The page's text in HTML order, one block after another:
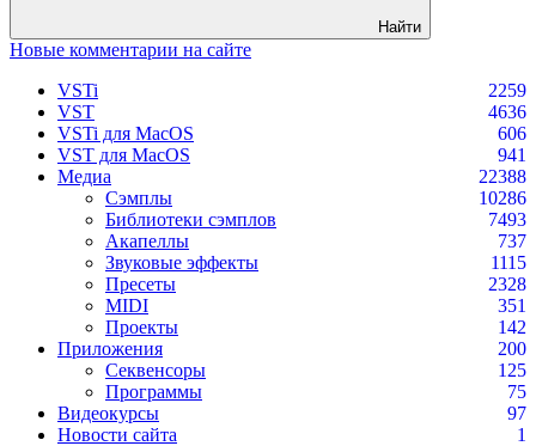
Найти
Новые комментарии на сайте
VSTi
2259
VST
4636
VSTi для MacOS
606
VST для MacOS
941
Медиа
22388
Сэмплы
10286
Библиотеки сэмплов
7493
Акапеллы
737
Звуковые эффекты
1115
Пресеты
2328
MIDI
351
Проекты
142
Приложения
200
Секвенсоры
125
Программы
75
Видеокурсы
97
Новости сайта
1